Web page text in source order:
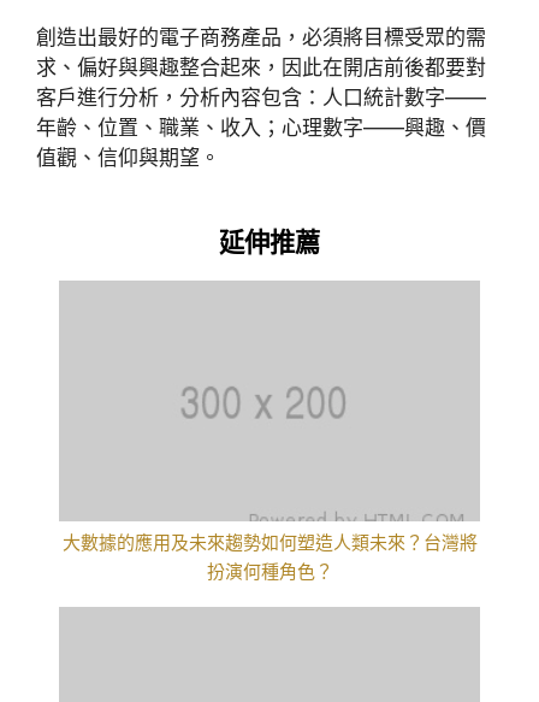
創造出最好的電子商務產品，必須將目標受眾的需
求、偏好與興趣整合起來，因此在開店前後都要對
客戶進行分析，分析內容包含：人口統計數字——
年齡、位置、職業、收入；心理數字——興趣、價
值觀、信仰與期望。
延伸推薦
大數據的應用及未來趨勢如何塑造人類未來？台灣將
扮演何種角色？